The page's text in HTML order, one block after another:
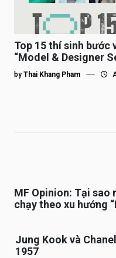
Top 15 thí sinh bước
“Model & Designer
by Thai Khang Pham
MF Opinion: Tại sao
chạy theo xu hướng
Jung Kook và
1957